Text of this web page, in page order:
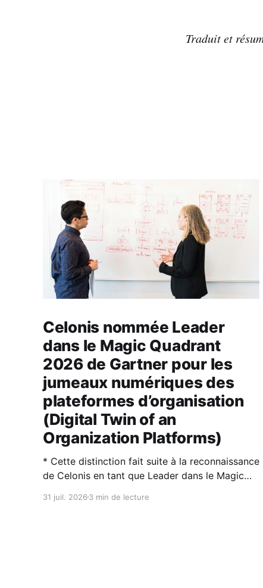
Traduit et
Celonis nommée Leader
dans le Magic Quadrant
2026 de Gartner pour les
jumeaux numériques des
plateformes d’organisation
(Digital Twin of an
Organization Platforms)
* Cette distinction fait suite à la reconnaissance
de Celonis en tant que Leader dans le Magic
Intelligence. * Les jumeaux numériques
31 juil. 2026 3 min de lecture